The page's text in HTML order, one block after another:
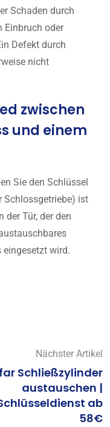
Schaden durch
Einbruch oder
Defekt durch
nicht
zwischen
und einem
Sie den Schlüssel
Schlossgetriebe) ist
der Tür, der den
eingesetzt wird.
Nächster Artikel
Schließzylinder
austauschen |
ab
58€